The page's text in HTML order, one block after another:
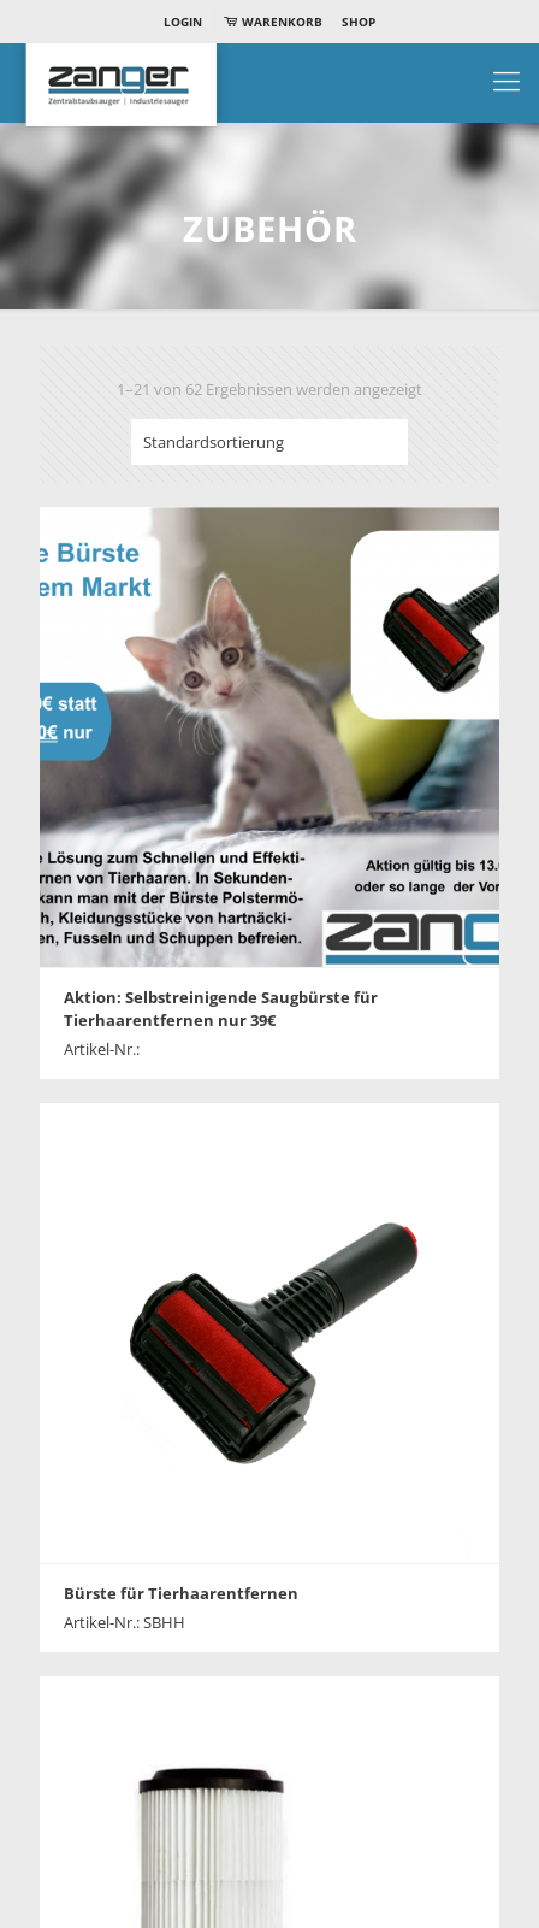
LOGIN WARENKORB SHOP
ZUBEHÖR
1–21 von 62 Ergebnissen werden angezeigt
Aktion: Selbstreinigende Saugbürste für
Tierhaarentfernen nur 39€
Artikel-Nr.:
Bürste für Tierhaarentfernen
Artikel-Nr.: SBHH